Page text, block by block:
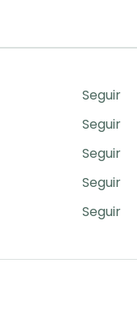
Seguir
Seguir
Seguir
Seguir
Seguir